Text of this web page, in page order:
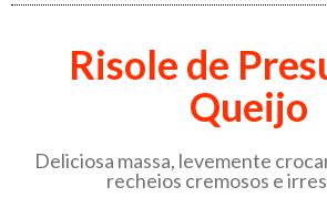
Risole de
Queijo
Deliciosa massa, levemente
recheios cremosos e